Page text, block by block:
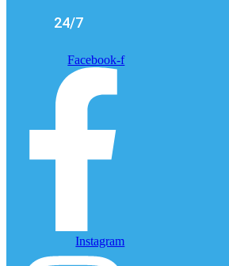
24/7
Facebook-f
Instagram